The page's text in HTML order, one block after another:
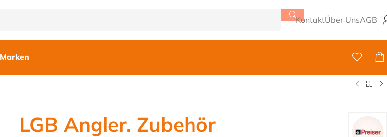
KontaktÜber UnsAGB
Marken
LGB Angler. Zubehör